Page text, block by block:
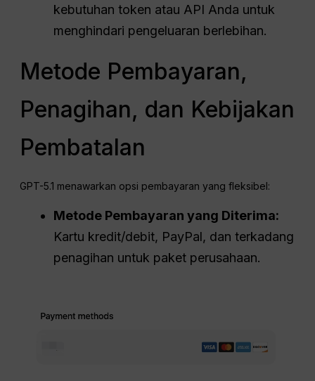
kebutuhan token atau API Anda untuk
menghindari pengeluaran berlebihan.
Metode Pembayaran,
Penagihan, dan Kebijakan
Pembatalan
GPT-5.1 menawarkan opsi pembayaran yang fleksibel:
Metode Pembayaran yang Diterima:
Kartu kredit/debit, PayPal, dan terkadang
penagihan untuk paket perusahaan.